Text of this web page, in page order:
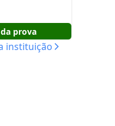
prova
instituição